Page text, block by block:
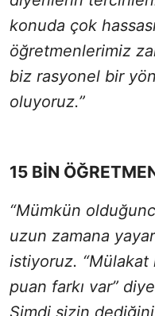
konuda çok
öğretmenlerimiz
biz rasyonel bir
oluyoruz.”
15 BİN
“Mümkün
uzun zamana
istiyoruz. “Mülakat
puan farkı var”